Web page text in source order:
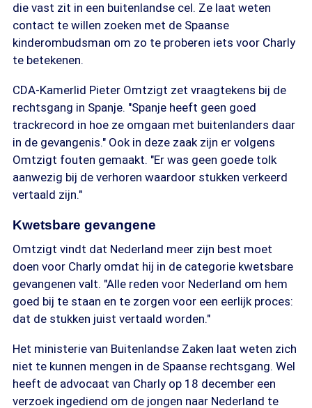
die vast zit in een buitenlandse cel. Ze laat weten
contact te willen zoeken met de Spaanse
kinderombudsman om zo te proberen iets voor Charly
te betekenen.
CDA-Kamerlid Pieter Omtzigt zet vraagtekens bij de
rechtsgang in Spanje. "Spanje heeft geen goed
trackrecord in hoe ze omgaan met buitenlanders daar
in de gevangenis." Ook in deze zaak zijn er volgens
Omtzigt fouten gemaakt. "Er was geen goede tolk
aanwezig bij de verhoren waardoor stukken verkeerd
vertaald zijn."
Kwetsbare gevangene
Omtzigt vindt dat Nederland meer zijn best moet
doen voor Charly omdat hij in de categorie kwetsbare
gevangenen valt. "Alle reden voor Nederland om hem
goed bij te staan en te zorgen voor een eerlijk proces:
dat de stukken juist vertaald worden."
Het ministerie van Buitenlandse Zaken laat weten zich
niet te kunnen mengen in de Spaanse rechtsgang. Wel
heeft de advocaat van Charly op 18 december een
verzoek ingediend om de jongen naar Nederland te